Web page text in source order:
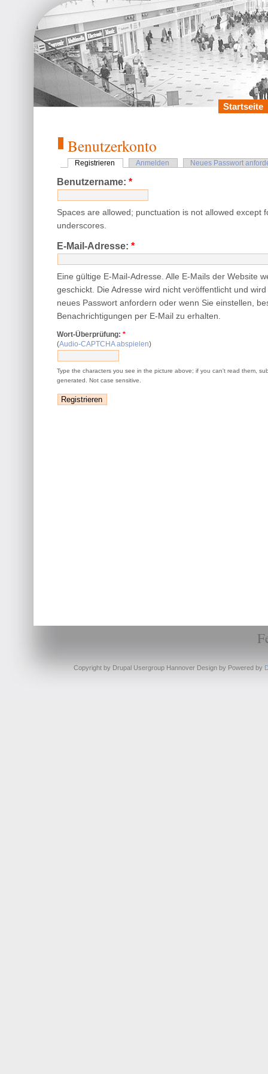
Startseite
Benutzerkonto
Registrieren Anmelden Neues Passwort
Benutzername:*
Spaces are allowed; punctuation is not allowed except
underscores.
E-Mail-Adresse:*
Eine gültige E-Mail-Adresse. Alle E-Mails der Website
geschickt. Die Adresse wird nicht veröffentlicht und
neues Passwort anfordern oder wenn Sie einstellen,
Benachrichtigungen per E-Mail zu erhalten.
Wort-Überprüfung:*
(Audio-CAPTCHA abspielen)
Type the characters you see in the picture above; if you can't read them,
generated. Not case sensitive.
Copyright by Drupal Usergroup Hannover Design by Powered by